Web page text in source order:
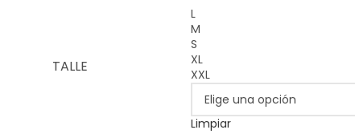
TALLE
L
M
S
XL
XXL
Limpiar